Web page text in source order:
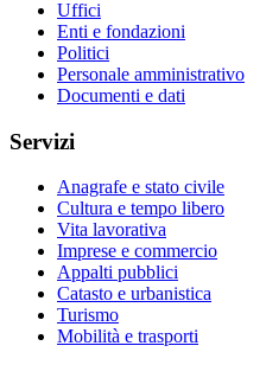
Uffici
Enti e fondazioni
Politici
Personale amministrativo
Documenti e dati
Servizi
Anagrafe e stato civile
Cultura e tempo libero
Vita lavorativa
Imprese e commercio
Appalti pubblici
Catasto e urbanistica
Turismo
Mobilità e trasporti